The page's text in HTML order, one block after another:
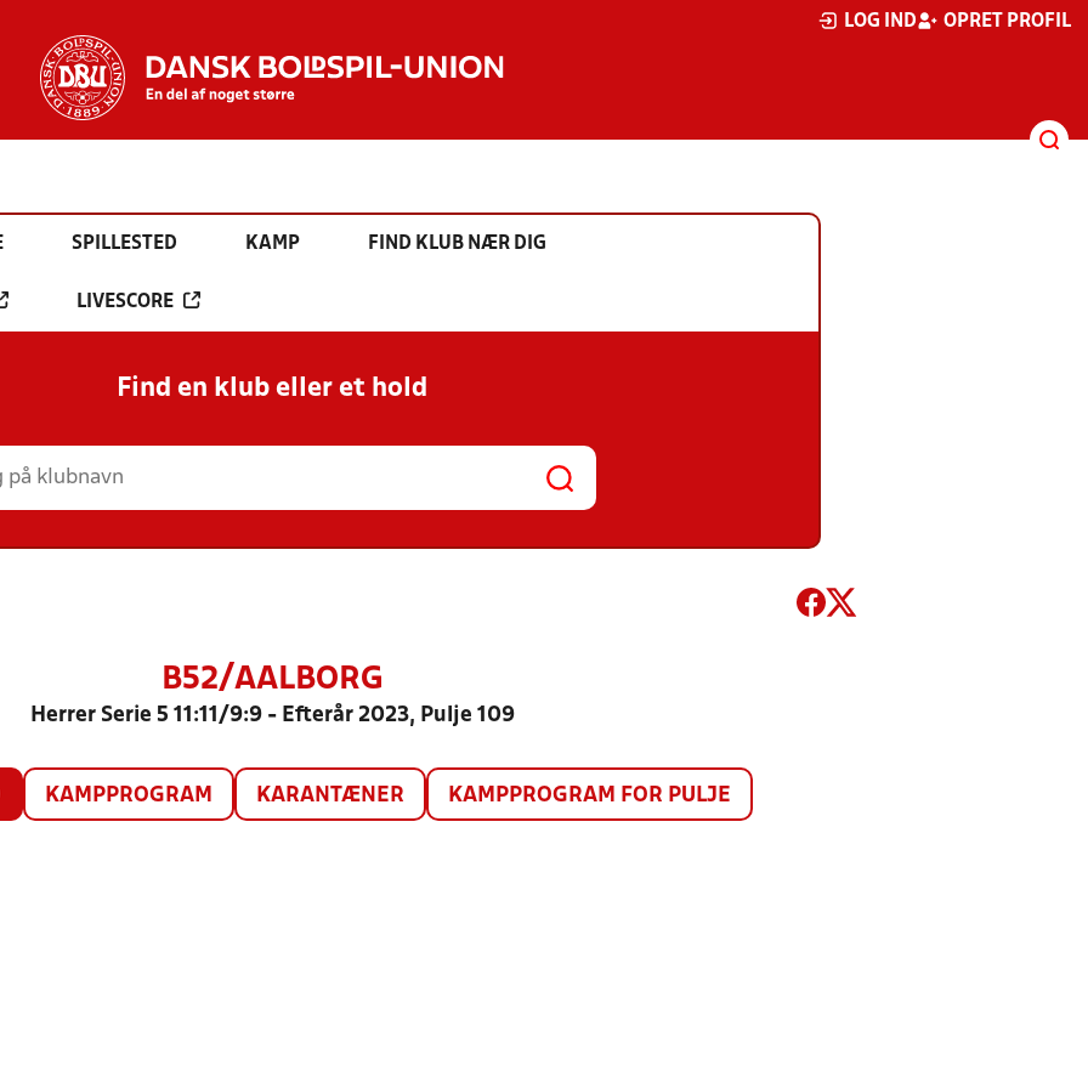
LOG IND OPRET PROFIL
SPILLESTED KAMP FIND KLUB NÆR DIG
LIVESCORE
Find en klub eller et hold
B52/AALBORG
Herrer Serie 5 11:11/9:9 - Efterår 2023, Pulje 109
KAMPPROGRAM KARANTÆNER KAMPPROGRAM FOR PULJE